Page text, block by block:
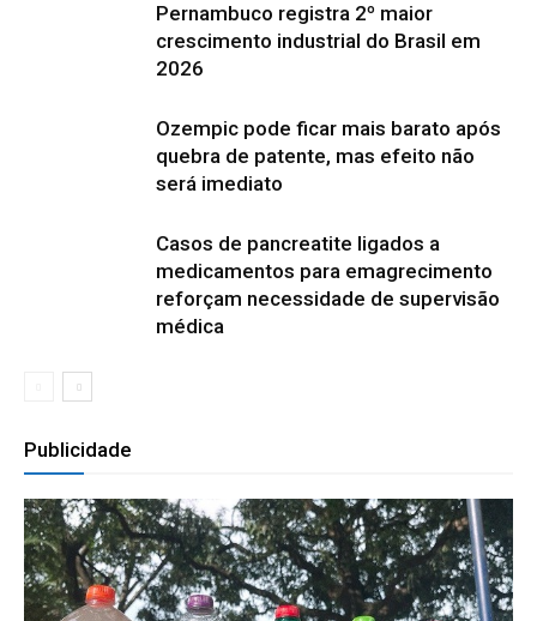
Pernambuco registra 2º maior
crescimento industrial do Brasil em
2026
Ozempic pode ficar mais barato após
quebra de patente, mas efeito não
será imediato
Casos de pancreatite ligados a
medicamentos para emagrecimento
reforçam necessidade de supervisão
médica
Publicidade